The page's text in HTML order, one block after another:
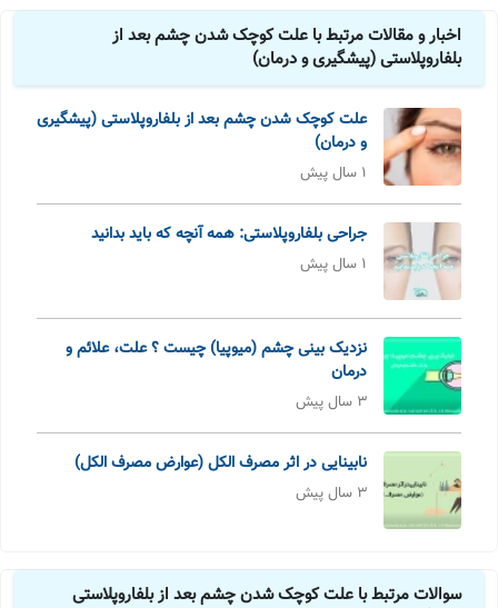
اخبار و مقالات مرتبط با علت کوچک شدن چشم بعد از
بلفاروپلاستی (پیشگیری و درمان)
علت کوچک شدن چشم بعد از بلفاروپلاستی (پیشگیری
و درمان)
1 سال پیش
جراحی بلفاروپلاستی: همه آنچه که باید بدانید
1 سال پیش
نزدیک بینی چشم (میوپیا) چیست ؟ علت، علائم و
درمان
3 سال پیش
نابینایی در اثر مصرف الکل (عوارض مصرف الکل)
3 سال پیش
سوالات مرتبط با علت کوچک شدن چشم بعد از بلفاروپلاستی